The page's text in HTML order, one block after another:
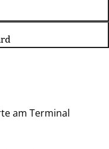
am Terminal